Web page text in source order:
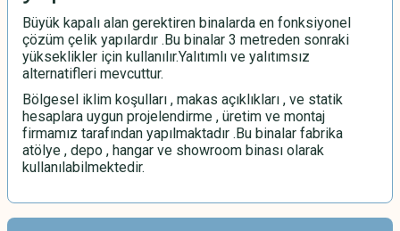
Büyük kapalı alan gerektiren binalarda en fonksiyonel
çözüm çelik yapılardır .Bu binalar 3 metreden sonraki
yükseklikler için kullanılır.Yalıtımlı ve yalıtımsız
alternatifleri mevcuttur.
Bölgesel iklim koşulları , makas açıklıkları , ve statik
hesaplara uygun projelendirme , üretim ve montaj
firmamız tarafından yapılmaktadır .Bu binalar fabrika
atölye , depo , hangar ve showroom binası olarak
kullanılabilmektedir.